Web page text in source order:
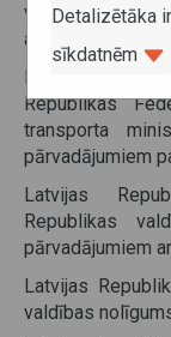
valdības
autotransportu
Republikas
transporta
pārvadājumiem
Latvijas
Republikas
pārvadājumiem
Latvijas
valdības
Detalizētāka
sīkdatnēm